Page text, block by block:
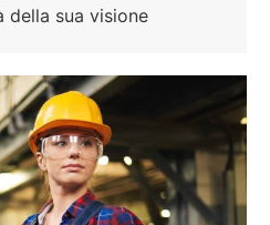
della sua visione